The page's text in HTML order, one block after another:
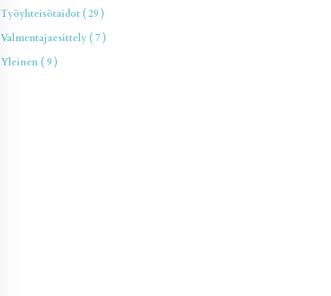
Työyhteisötaidot ( 29 )
Valmentajaesittely ( 7 )
Yleinen ( 9 )